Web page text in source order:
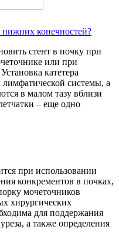
нижних конечностей?
стент в почку при
или при
катетера
лимфатической системы, а
в малом тазу вблизи
– еще одно
при использовании
конкрементов в почках,
мочеточников
хирургических
для поддержания
а также определения